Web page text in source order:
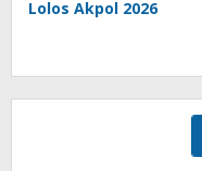
Lolos Akpol 2026